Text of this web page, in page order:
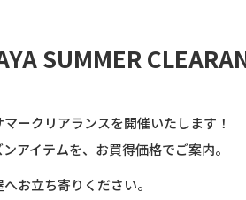
SUMMER
ークリアランスを開催いたします！
アイテムを、お買得価格でご案内。
お立ち寄りください。